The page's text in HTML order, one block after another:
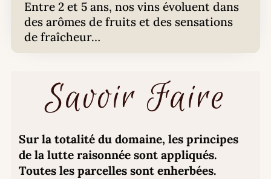
Entre 2 et 5 ans, nos vins évoluent dans
des arômes de fruits et des sensations
de fraîcheur…
Savoir Faire
Sur la totalité du domaine, les principes
de la lutte raisonnée sont appliqués.
Toutes les parcelles sont enherbées.